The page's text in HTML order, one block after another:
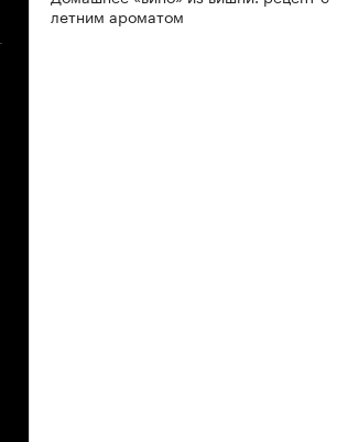
летним ароматом